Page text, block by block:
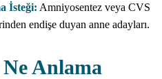
İsteği: Amniyosentez veya CVS
endişe duyan anne adayları.
Anlama